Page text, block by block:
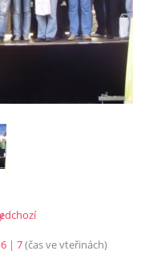
6 | 7(čas ve vteřinách)